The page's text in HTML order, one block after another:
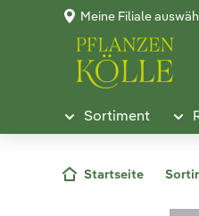
Meine Filiale
Sortiment
Startseite